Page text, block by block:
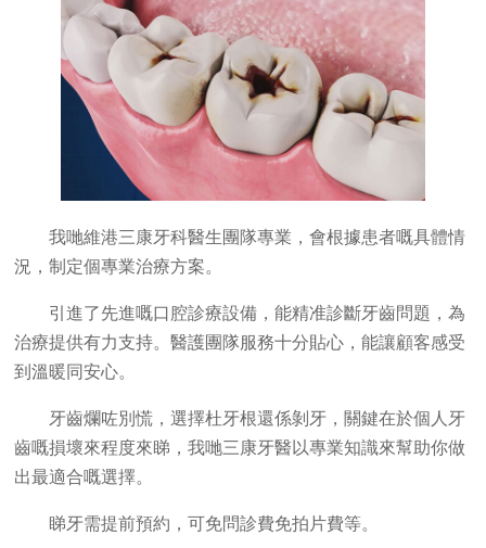
我哋維港三康牙科醫生團隊專業，會根據患者嘅具體情
況，制定個專業治療方案。
引進了先進嘅口腔診療設備，能精准診斷牙齒問題，為
治療提供有力支持。醫護團隊服務十分貼心，能讓顧客感受
到溫暖同安心。
牙齒爛咗別慌，選擇杜牙根還係剝牙，關鍵在於個人牙
齒嘅損壞來程度來睇，我哋三康牙醫以專業知識來幫助你做
出最適合嘅選擇。
睇牙需提前預約，可免問診費免拍片費等。